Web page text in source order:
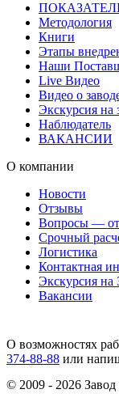
Методология
Книги
Этапы
Наши
Live Видео
Видео о
Экскурсия на
Наблюдатель
ВАКАНСИИ
О компании
Новости
Отзывы
Вопросы —
Срочный
Логистика
Контактная
Экскурсия
Вакансии
О возможностях
374-88-88 или
© 2009 - 2026